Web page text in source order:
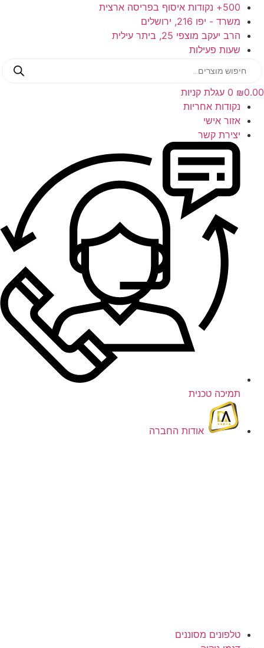
דלג
לתוכן
500+ נקודות איסוף בפריסה ארצית
משרד - יפו 216, ירושלים
הרב יעקב מוצפי 25, ביתר עילית
שעות פעילות
search
₪0.00
0 עגלת קניות
נקודות אחריות
אזור אישי
יצירת קשר
תמיכה טכנית
אודות החברה
טלפונים מסוננים